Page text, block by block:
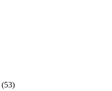
(53)